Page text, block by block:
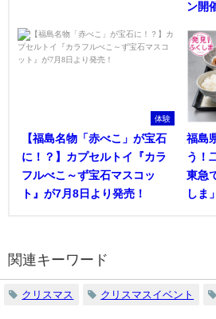
ン開
体験
【福島名物「赤べこ」が宝石
に！？】カプセルトイ『カラ
フルべこ～ず宝石マスコッ
ト』が7月8日より発売！
福島
う！
東急
しま
関連キーワード
クリスマス クリスマスイベント